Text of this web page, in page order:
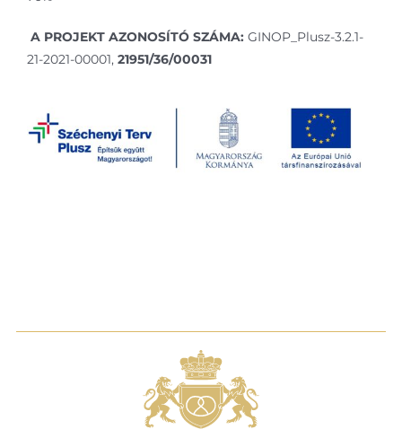
A PROJEKT AZONOSÍTÓ SZÁMA:GINOP_Plusz-3.2.1-
21-2021-00001, 21951/36/00031